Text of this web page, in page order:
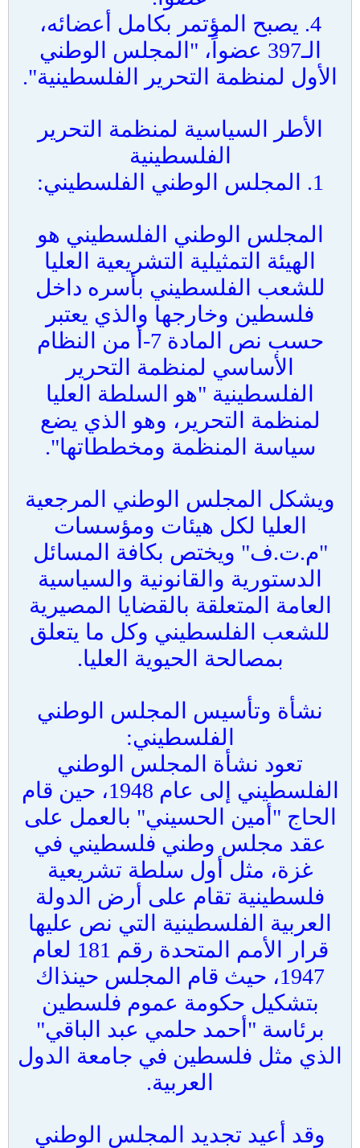
4. يصبح المؤتمر بكامل أعضائه،
الـ397 عضواً، "المجلس الوطني
الأول لمنظمة التحرير الفلسطينية".
الأطر السياسية لمنظمة التحرير
الفلسطينية
1. المجلس الوطني الفلسطيني:
المجلس الوطني الفلسطيني هو
الهيئة التمثيلية التشريعية العليا
للشعب الفلسطيني بأسره داخل
فلسطين وخارجها والذي يعتبر
حسب نص المادة 7-أ من النظام
الأساسي لمنظمة التحرير
الفلسطينية "هو السلطة العليا
لمنظمة التحرير، وهو الذي يضع
سياسة المنظمة ومخططاتها".
ويشكل المجلس الوطني المرجعية
العليا لكل هيئات ومؤسسات
"م.ت.ف" ويختص بكافة المسائل
الدستورية والقانونية والسياسية
العامة المتعلقة بالقضايا المصيرية
للشعب الفلسطيني وكل ما يتعلق
بمصالحة الحيوية العليا.
نشأة وتأسيس المجلس الوطني
الفلسطيني:
تعود نشأة المجلس الوطني
الفلسطيني إلى عام 1948، حين قام
الحاج "أمين الحسيني" بالعمل على
عقد مجلس وطني فلسطيني في
غزة، مثل أول سلطة تشريعية
فلسطينية تقام على أرض الدولة
العربية الفلسطينية التي نص عليها
قرار الأمم المتحدة رقم 181 لعام
1947، حيث قام المجلس حينذاك
بتشكيل حكومة عموم فلسطين
برئاسة "أحمد حلمي عبد الباقي"
الذي مثل فلسطين في جامعة الدول
العربية.
وقد أعيد تجديد المجلس الوطني